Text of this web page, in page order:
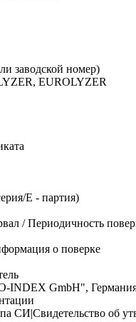
заводской номер)
EUROLYZER
E - партия)
/ Периодичность
о поверке
INDEX GmbH",
СИ|Свидетельство об